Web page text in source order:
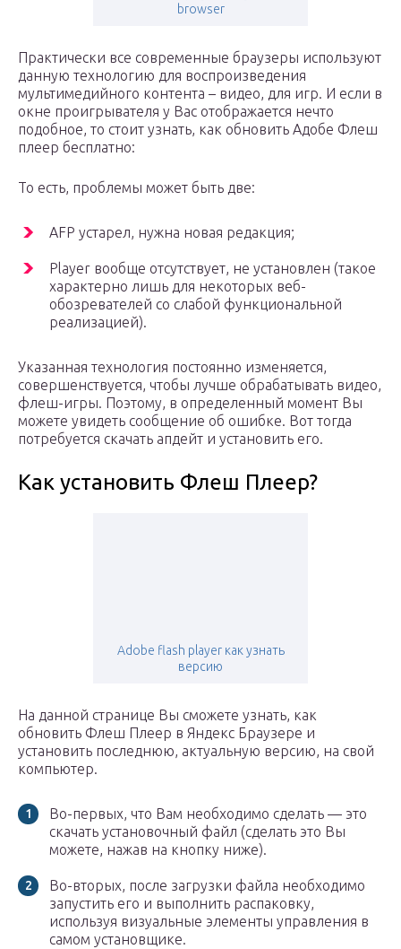
browser
Практически все современные браузеры используют
данную технологию для воспроизведения
мультимедийного контента – видео, для игр. И если в
окне проигрывателя у Вас отображается нечто
подобное, то стоит узнать, как обновить Адобе Флеш
плеер бесплатно:
То есть, проблемы может быть две:
AFP устарел, нужна новая редакция;
Player вообще отсутствует, не установлен (такое
характерно лишь для некоторых веб-
обозревателей со слабой функциональной
реализацией).
Указанная технология постоянно изменяется,
совершенствуется, чтобы лучше обрабатывать видео,
флеш-игры. Поэтому, в определенный момент Вы
можете увидеть сообщение об ошибке. Вот тогда
потребуется скачать апдейт и установить его.
Как установить Флеш Плеер?
Adobe flash player как узнать
версию
На данной странице Вы сможете узнать, как
обновить Флеш Плеер в Яндекс Браузере и
установить последнюю, актуальную версию, на свой
компьютер.
Во-первых, что Вам необходимо сделать — это
скачать установочный файл (сделать это Вы
можете, нажав на кнопку ниже).
Во-вторых, после загрузки файла необходимо
запустить его и выполнить распаковку,
используя визуальные элементы управления в
самом установщике.